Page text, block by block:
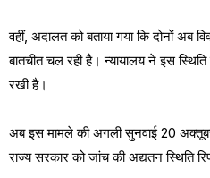
वहीं, अदालत को बताया गया कि दोनों
बातचीत चल रही है। न्यायालय ने इस
रखी है।
अब इस मामले की अगली सुनवाई 20
राज्य सरकार को जांच की अद्यतन स्थिति